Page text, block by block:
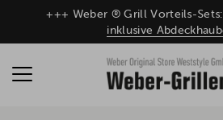
+++ Weber ® Grill Vorteils-Sets:
inklusive